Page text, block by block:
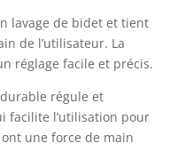
lavage de bidet et tient
de l’utilisateur. La
réglage facile et précis.
régule et
facilite l’utilisation pour
une force de main